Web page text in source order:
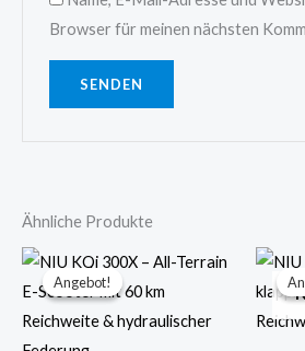
Browser für meinen nächsten
Ähnliche Produkte
Angebot!
Angebot!
Ursprünglicher
Preis
war:
Aktueller
Preis